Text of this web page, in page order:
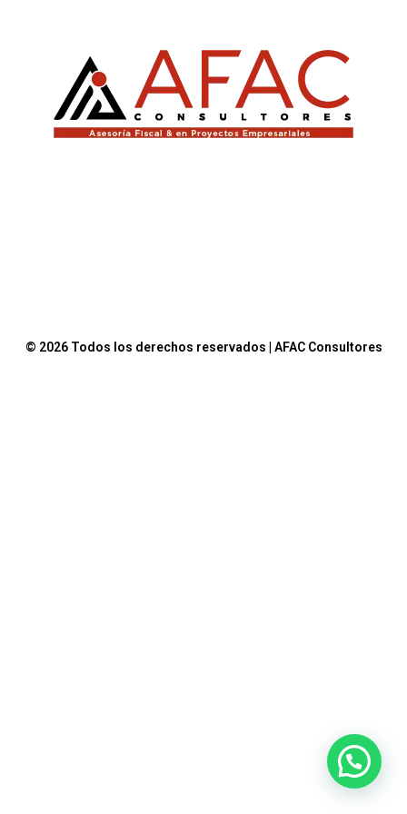
© 2026 Todos los derechos reservados | AFAC Consultores